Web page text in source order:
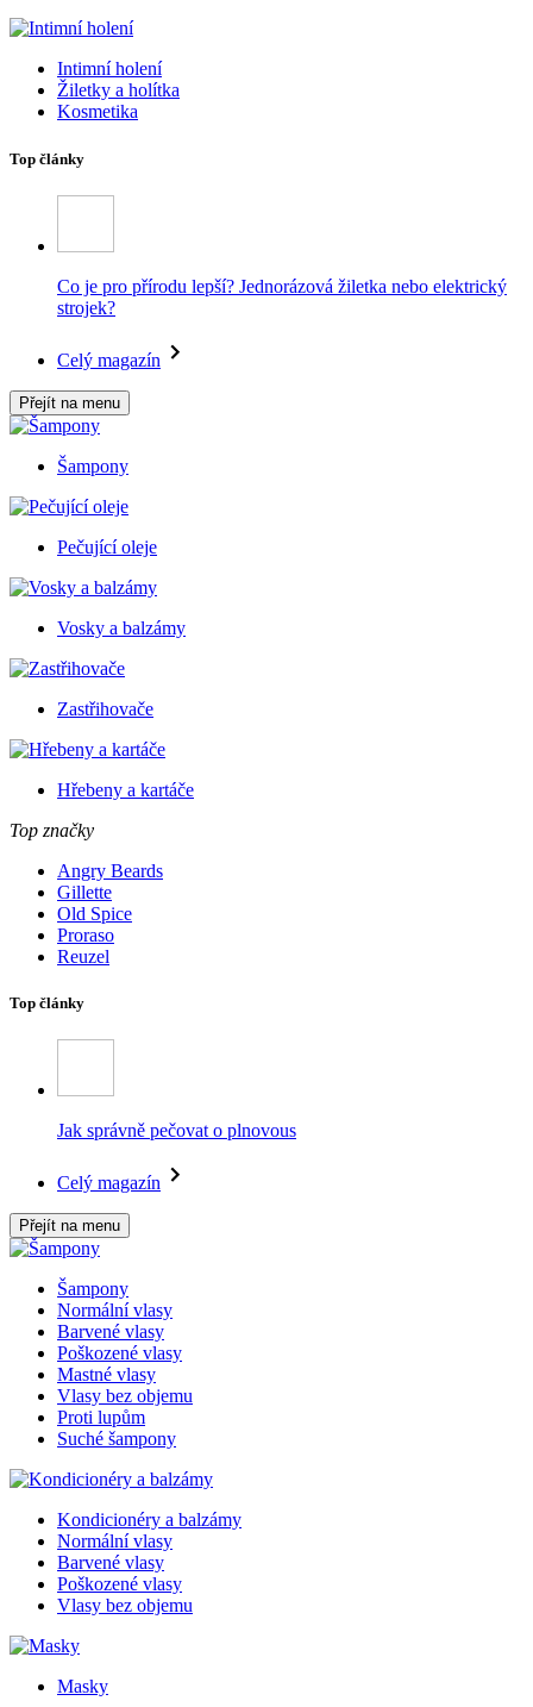
Intimní holení
Žiletky a holítka
Kosmetika
Top články
Co je pro přírodu lepší? Jednorázová žiletka nebo elektrický
strojek?
Celý magazín
Přejít na menu
Šampony
Pečující oleje
Vosky a balzámy
Zastřihovače
Hřebeny a kartáče
Top značky
Angry Beards
Gillette
Old Spice
Proraso
Reuzel
Top články
Jak správně pečovat o plnovous
Celý magazín
Přejít na menu
Šampony
Normální vlasy
Barvené vlasy
Poškozené vlasy
Mastné vlasy
Vlasy bez objemu
Proti lupům
Suché šampony
Kondicionéry a balzámy
Normální vlasy
Barvené vlasy
Poškozené vlasy
Vlasy bez objemu
Masky